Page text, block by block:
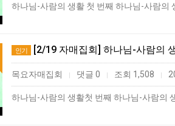
하나님-사람의 생활 첫 번째 하나님-사람
인기 [2/19 자매집회] 하나님-사람의
목요자매집회 | 댓글 0 | 조회 1,508 |